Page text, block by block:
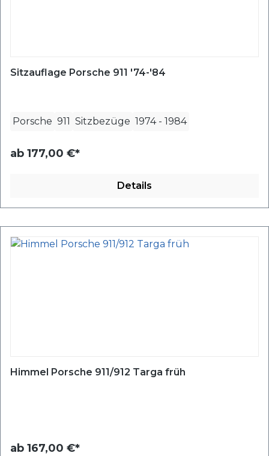
Sitzauflage Porsche 911 '74-'84
Porsche 911 Sitzbezüge 1974 - 1984
ab 177,00 €*
Details
Himmel Porsche 911/912 Targa früh
ab 167,00 €*